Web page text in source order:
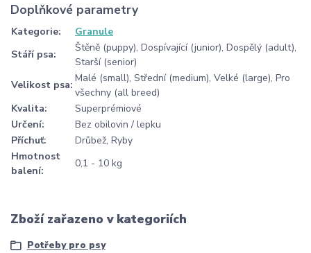
Doplňkové parametry
Kategorie:
Granule
Stáří psa:
Štěně (puppy), Dospívající (junior), Dospělý (adult),
Starší (senior)
Velikost psa:
Malé (small), Střední (medium), Velké (large), Pro
všechny (all breed)
Kvalita:
Superprémiové
Určení:
Bez obilovin / lepku
Příchuť:
Drůbež, Ryby
Hmotnost
balení:
0,1 - 10 kg
Zboží zařazeno v kategoriích
Potřeby pro psy